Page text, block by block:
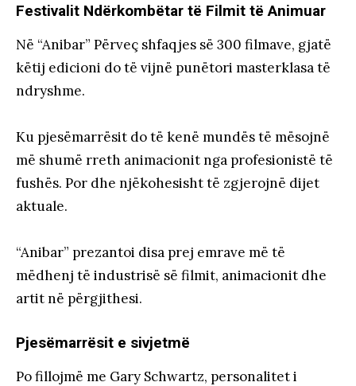
Festivalit Ndërkombëtar të Filmit të Animuar
Në “Anibar” Përveç shfaqjes së 300 filmave, gjatë
këtij edicioni do të vijnë punëtori masterklasa të
ndryshme.
Ku pjesëmarrësit do të kenë mundës të mësojnë
më shumë rreth animacionit nga profesionistë të
fushës. Por dhe njëkohesisht të zgjerojnë dijet
aktuale.
“Anibar” prezantoi disa prej emrave më të
mëdhenj të industrisë së filmit, animacionit dhe
artit në përgjithesi.
Pjesëmarrësit e sivjetmë
Po fillojmë me Gary Schwartz, personalitet i